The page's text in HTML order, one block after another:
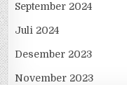
September 2024
Juli 2024
Desember 2023
November 2023